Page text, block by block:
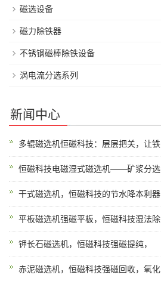
磁选设备
磁力除铁器
不锈钢磁棒除铁设备
涡电流分选系列
新闻中心
多辊磁选机恒磁科技：层层把关，让铁
恒磁科技电磁湿式磁选机——矿浆分选
干式磁选机，恒磁科技的节水降本利器
平板磁选机强磁平板，恒磁科技湿法除
钾长石磁选机，恒磁科技强磁提纯，
赤泥磁选机，恒磁科技强磁回收，氧化